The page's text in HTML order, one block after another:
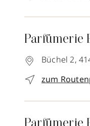
Parfümerie
Büchel 2,
zum